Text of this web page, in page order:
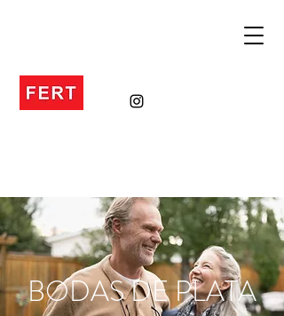
BODAS DE PLATA